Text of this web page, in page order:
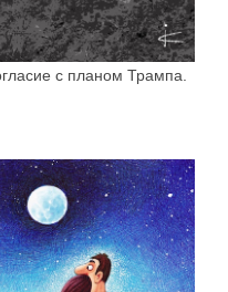
с планом Трампа.